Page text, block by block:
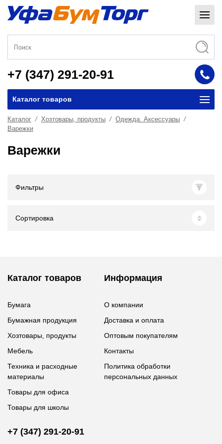
+7 (347) 291-20-91
Каталог товаров
Каталог Хозтовары, продукты
Одежда. Аксессуары
Варежки
Варежки
Фильтры
Сортировка
Каталог товаров
Бумага
Бумажная продукция
Хозтовары, продукты
Мебель
Техника и расходные
материалы
Товары для офиса
Товары для школы
Информация
О компании
Доставка и оплата
Оптовым покупателям
Контакты
Политика обработки
персональных данных
+7 (347) 291-20-91